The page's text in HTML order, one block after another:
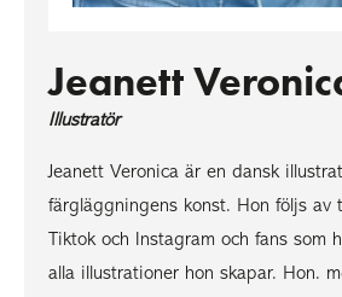
Jeanett
Illustratör
Jeanett Veronica är en dansk
färgläggningens konst. Hon följs av
Tiktok och Instagram och fans som
alla illustrationer hon skapar. Hon.